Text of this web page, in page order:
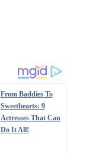
From Baddies To
Sweethearts: 9
Actresses That Can
Do It All!